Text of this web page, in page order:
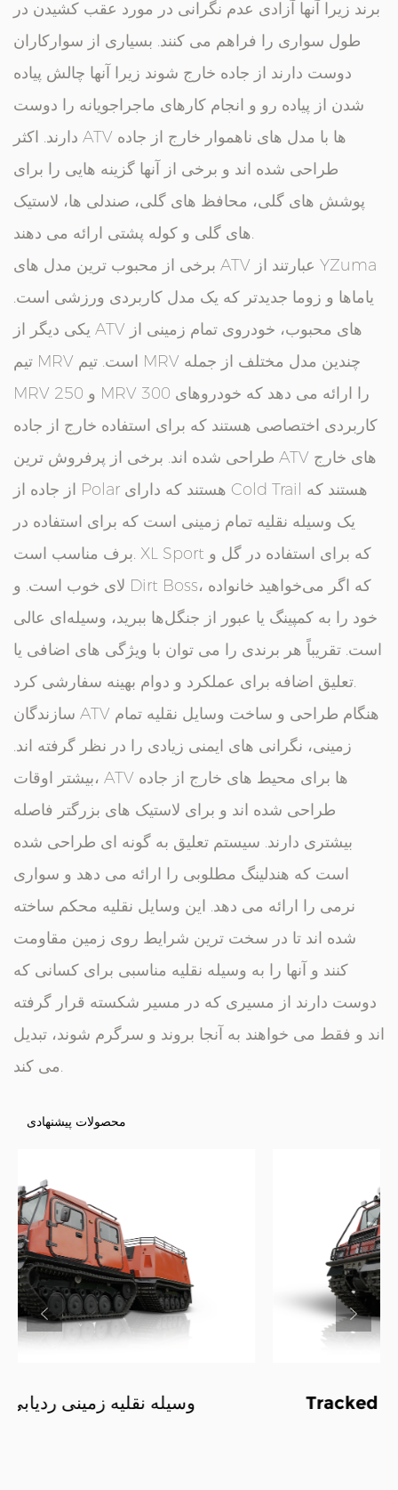
برند زیرا آنها آزادی عدم نگرانی در مورد عقب کشیدن در
طول سواری را فراهم می کنند. بسیاری از سوارکاران
دوست دارند از جاده خارج شوند زیرا آنها چالش پیاده
شدن از پیاده رو و انجام کارهای ماجراجویانه را دوست
دارند. اکثر ATV ها با مدل های ناهموار خارج از جاده
طراحی شده اند و برخی از آنها گزینه هایی را برای
پوشش های گلی، محافظ های گلی، صندلی ها، لاستیک
های گلی و کوله پشتی ارائه می دهند.
برخی از محبوب ترین مدل های ATV عبارتند از YZuma
یاماها و زوما جدیدتر که یک مدل کاربردی ورزشی است.
یکی دیگر از ATV های محبوب، خودروی تمام زمینی از
تیم MRV است. تیم MRV چندین مدل مختلف از جمله
MRV 250 و MRV 300 را ارائه می دهد که خودروهای
کاربردی اختصاصی هستند که برای استفاده خارج از جاده
طراحی شده اند. برخی از پرفروش ترین ATV های خارج
از جاده از Polar هستند که دارای Cold Trail هستند که
یک وسیله نقلیه تمام زمینی است که برای استفاده در
برف مناسب است. XL Sport که برای استفاده در گل و
لای خوب است. و Dirt Boss، که اگر می‌خواهید خانواده
خود را به کمپینگ یا عبور از جنگل‌ها ببرید، وسیله‌ای عالی
است. تقریباً هر برندی را می توان با ویژگی های اضافی یا
تعلیق اضافه برای عملکرد و دوام بهینه سفارشی کرد.
سازندگان ATV هنگام طراحی و ساخت وسایل نقلیه تمام
زمینی، نگرانی های ایمنی زیادی را در نظر گرفته اند.
بیشتر اوقات، ATV ها برای محیط های خارج از جاده
طراحی شده اند و برای لاستیک های بزرگتر فاصله
بیشتری دارند. سیستم تعلیق به گونه ای طراحی شده
است که هندلینگ مطلوبی را ارائه می دهد و سواری
نرمی را ارائه می دهد. این وسایل نقلیه محکم ساخته
شده اند تا در سخت ترین شرایط روی زمین مقاومت
کنند و آنها را به وسیله نقلیه مناسبی برای کسانی که
دوست دارند از مسیری که در مسیر شکسته قرار گرفته
اند و فقط می خواهند به آنجا بروند و سرگرم شوند، تبدیل
می کند.
محصولات پیشنهادی
Tracked Utility Terrain Vehicle-